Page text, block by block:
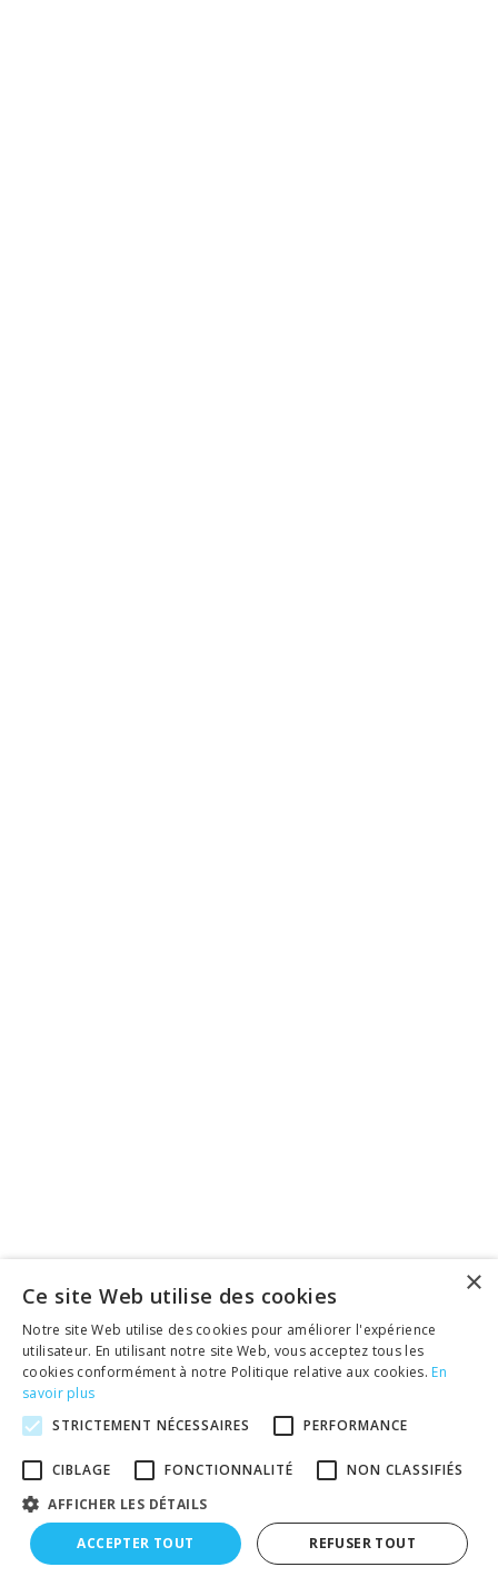
×
Ce site Web utilise des cookies
Notre site Web utilise des cookies pour améliorer l'expérience
utilisateur. En utilisant notre site Web, vous acceptez tous les
cookies conformément à notre Politique relative aux cookies. En
savoir plus
STRICTEMENT NÉCESSAIRES
PERFORMANCE
CIBLAGE FONCTIONNALITÉ
NON CLASSIFIÉS
AFFICHER LES DÉTAILS
ACCEPTER TOUT REFUSER TOUT